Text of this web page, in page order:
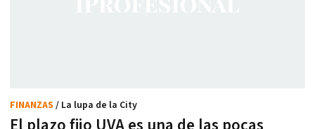
FINANZAS / La lupa de la City